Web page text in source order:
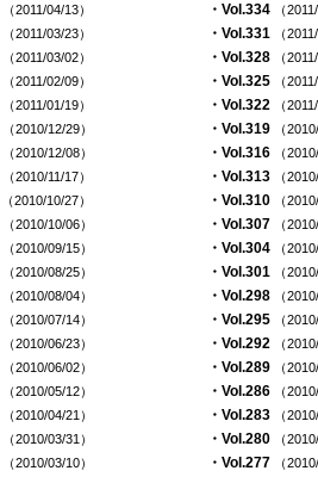
（2011/04/13） ・Vol.334 （
（2011/03/23） ・Vol.331 （
（2011/03/02） ・Vol.328 （
（2011/02/09） ・Vol.325 （
（2011/01/19） ・Vol.322 （
（2010/12/29） ・Vol.319 （
（2010/12/08） ・Vol.316 （
（2010/11/17） ・Vol.313 （
（2010/10/27） ・Vol.310 （
（2010/10/06） ・Vol.307 （
（2010/09/15） ・Vol.304 （
（2010/08/25） ・Vol.301 （
（2010/08/04） ・Vol.298 （
（2010/07/14） ・Vol.295 （
（2010/06/23） ・Vol.292 （
（2010/06/02） ・Vol.289 （
（2010/05/12） ・Vol.286 （
（2010/04/21） ・Vol.283 （
（2010/03/31） ・Vol.280 （
（2010/03/10） ・Vol.277 （